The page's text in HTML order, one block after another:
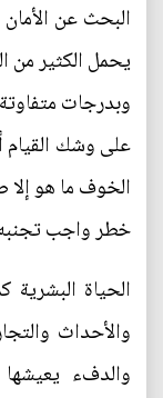
البحث عن
يحمل الكثير من
وبدرجات
على وشك القيام
الخوف ما هو
خطر واجب
الحياة
والأحداث
والدفء يعيشها